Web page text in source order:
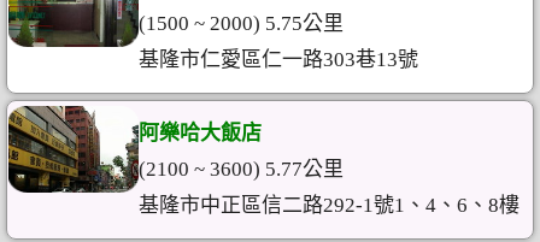
(1500 ~ 2000) 5.75公里
基隆市仁愛區仁一路303巷13號
阿樂哈大飯店
(2100 ~ 3600) 5.77公里
基隆市中正區信二路292-1號1、4、6、8樓